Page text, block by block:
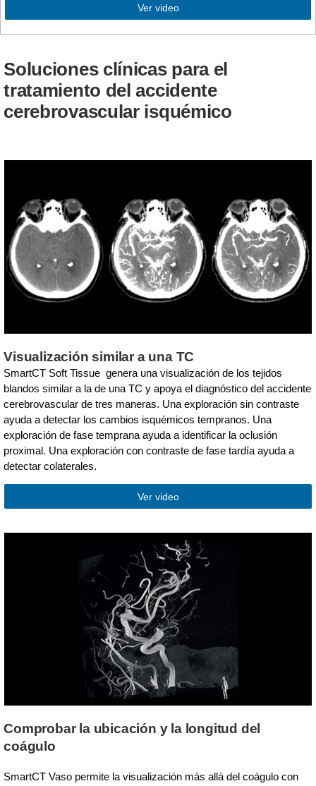
Ver video
Soluciones clínicas para el
tratamiento del accidente
cerebrovascular isquémico
Visualización similar a una TC
SmartCT Soft Tissue genera una visualización de los tejidos
blandos similar a la de una TC y apoya el diagnóstico del accidente
cerebrovascular de tres maneras. Una exploración sin contraste
ayuda a detectar los cambios isquémicos tempranos. Una
exploración de fase temprana ayuda a identificar la oclusión
proximal. Una exploración con contraste de fase tardía ayuda a
detectar colaterales.
Ver video
Comprobar la ubicación y la longitud del
coágulo
SmartCT Vaso permite la visualización más allá del coágulo con